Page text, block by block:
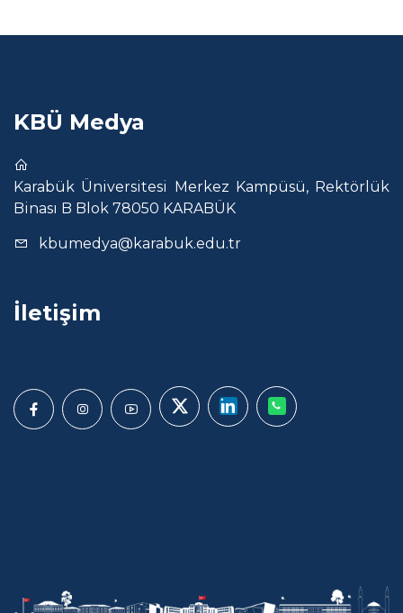
KBÜ Medya
Karabük Üniversitesi Merkez Kampüsü, Rektörlük
Binası B Blok 78050 KARABÜK
kbumedya@karabuk.edu.tr
İletişim